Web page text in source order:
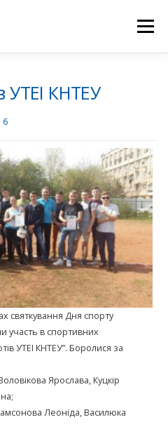
Меню
УТЕІ КНТЕУ
святкування Дня спорту
участь в спортивних
УТЕІ КНТЕУ”. Боролися за
Ярослава, Куцкір
Леоніда, Василюка